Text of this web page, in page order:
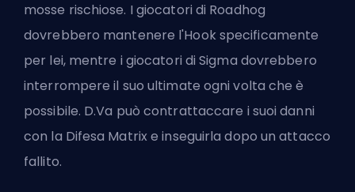
mosse rischiose. I giocatori di Roadhog
dovrebbero mantenere l'Hook specificamente
per lei, mentre i giocatori di Sigma dovrebbero
interrompere il suo ultimate ogni volta che è
possibile. D.Va può contrattaccare i suoi danni
con la Difesa Matrix e inseguirla dopo un attacco
fallito.